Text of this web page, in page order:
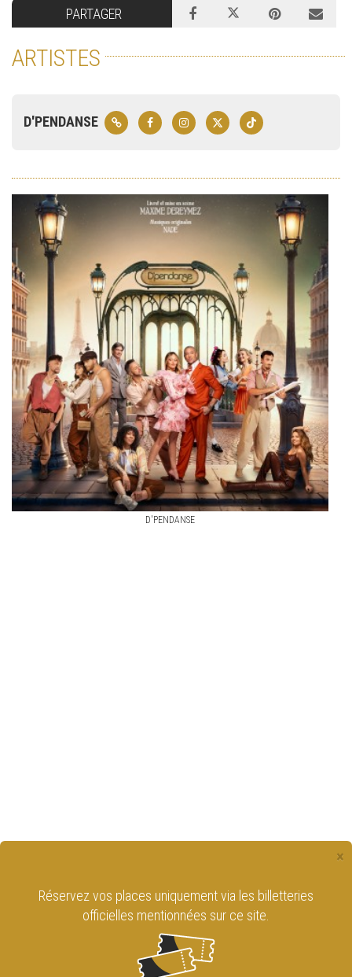
PARTAGER
ARTISTES
D'PENDANSE
D'PENDANSE
×
Réservez vos places uniquement via les billetteries
officielles mentionnées sur ce site.